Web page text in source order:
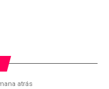
atrás